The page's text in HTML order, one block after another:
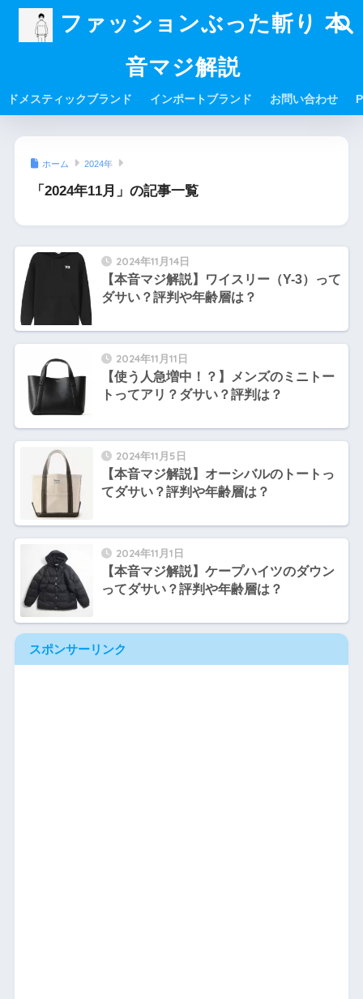
ファッションぶった斬り 本
音マジ解説
ドメスティックブランド インポートブランド お問い合わせ
ホーム 2024年
「2024年11月」の記事一覧
2024年11月14日
【本音マジ解説】ワイスリー（Y-3）って
ダサい？評判や年齢層は？
2024年11月11日
【使う人急増中！？】メンズのミニトー
トってアリ？ダサい？評判は？
2024年11月5日
【本音マジ解説】オーシバルのトートっ
てダサい？評判や年齢層は？
2024年11月1日
【本音マジ解説】ケープハイツのダウン
ってダサい？評判や年齢層は？
スポンサーリンク